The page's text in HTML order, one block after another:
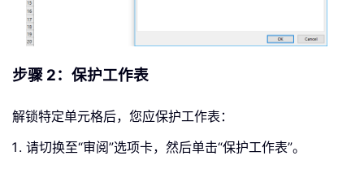
步骤 2：保护工作表
解锁特定单元格后，您应保护工作表：
请切换至“审阅”选项卡，然后单击“保护工作表”。